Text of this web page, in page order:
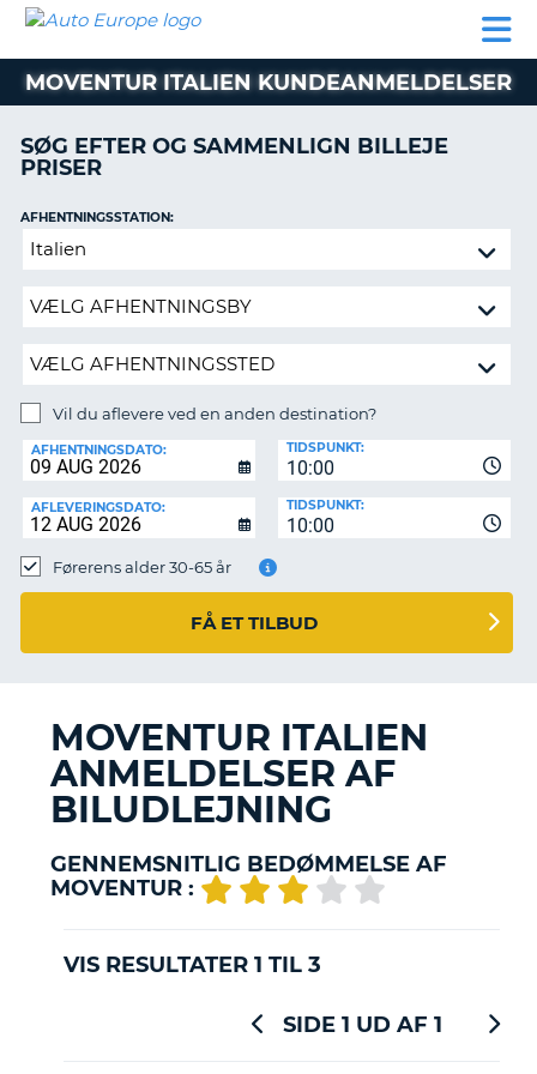
BILUDLEJNING
AUTOCAMPER
AUTO
EUROPE
BILUDLEJNING
AUTOCAMPER
LEJE
SUPPORT
MIN
DANMARK
MOVENTUR ITALIEN KUNDEANMELDELSER
SØG EFTER OG SAMMENLIGN BILLEJE
PRISER
Vil
aflevere
anden
destination?
AFHENTNINGSSTATION:
Vil du aflevere ved en anden destination?
AFHENTNINGSDATO:
10:00
TIDSPUNKT:
AFLEVERINGSDATO:
10:00
TIDSPUNKT:
Førerens alder 30-65 år
FÅ ET TILBUD
MOVENTUR ITALIEN
ANMELDELSER AF
BILUDLEJNING
GENNEMSNITLIG BEDØMMELSE AF
MOVENTUR :
VIS RESULTATER 1 TIL 3
SIDE 1 UD AF 1